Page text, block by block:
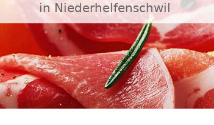
in Niederhelfenschwil